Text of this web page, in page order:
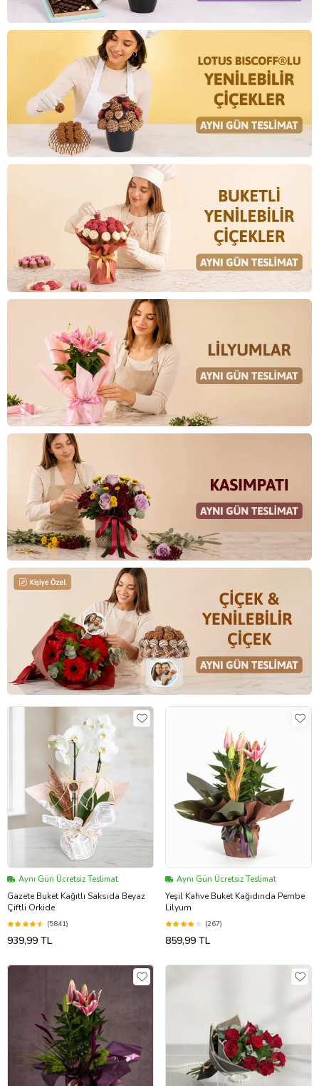
Aynı Gün Ücretsiz Teslimat
Gazete Buket Kağıtlı Saksıda Beyaz
Çiftli Orkide
(5841)
939,99 TL
Aynı Gün Ücretsiz Teslimat
Yeşil Kahve Buket Kağıdında Pembe
Lilyum
(267)
859,99 TL